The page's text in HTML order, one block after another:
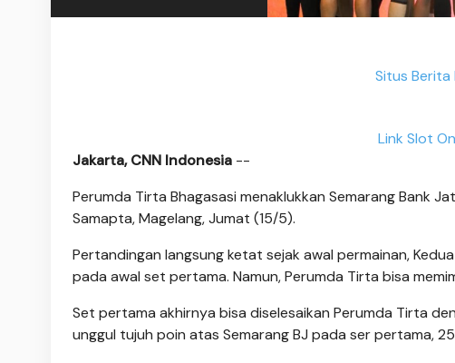
Situs Berita
Link Slot
Jakarta, CNN Indonesia --
Perumda Tirta Bhagasasi menaklukkan Semarang Bank
Samapta, Magelang, Jumat (15/5).
Pertandingan langsung ketat sejak awal permainan,
pada awal set pertama. Namun, Perumda Tirta bisa
Set pertama akhirnya bisa diselesaikan Perumda Tirta
unggul tujuh poin atas Semarang BJ pada ser pertama,